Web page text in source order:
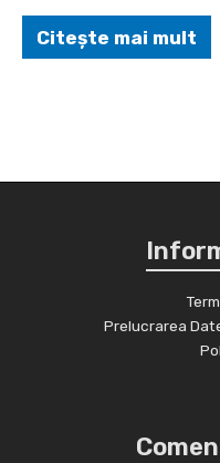
Citește mai mult
Prelucrarea